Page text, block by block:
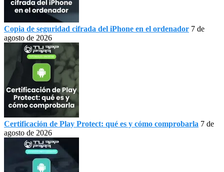
Copia de seguridad cifrada del iPhone en el ordenador 7 de
agosto de 2026
Certificación de Play Protect: qué es y cómo comprobarla 7 de
agosto de 2026